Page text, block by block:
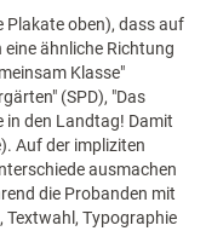
Plakate oben), dass auf
ähnliche Richtung
Klasse"
(SPD), "Das
in den Landtag! Damit
Auf der impliziten
ausmachen
die Probanden mit
Typographie